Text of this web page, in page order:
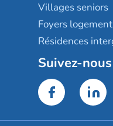
Villages seniors
Foyers
Résidences
Suivez-nous